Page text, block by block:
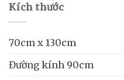
Kích thước
70cm x 130cm
Đường kính 90cm